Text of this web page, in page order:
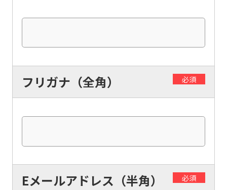
フリガナ（全角） 必須
Eメールアドレス（半角） 必須